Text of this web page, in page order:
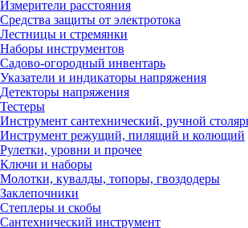
Измерители расстояния
Средства защиты от электротока
Лестницы и стремянки
Наборы инструментов
Садово-огородный инвентарь
Указатели и индикаторы напряжения
Детекторы напряжения
Тестеры
Инструмент сантехнический, ручной
Инструмент режущий, пилящий и колющий
Рулетки, уровни и прочее
Ключи и наборы
Молотки, кувалды, топоры, гвоздодеры
Заклепочники
Степлеры и скобы
Сантехнический инструмент